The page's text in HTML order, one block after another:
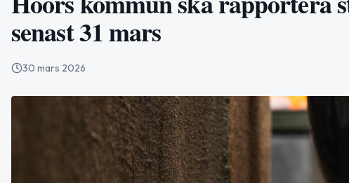
senast 31 mars
30 mars 2026